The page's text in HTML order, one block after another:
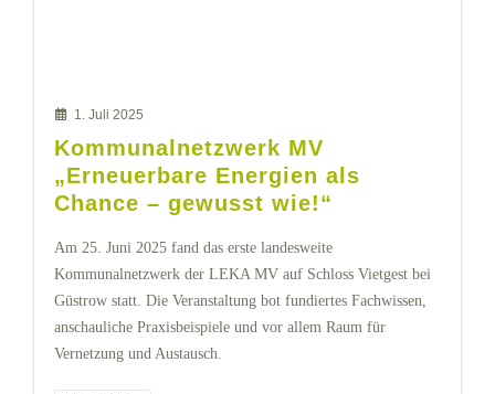
1. Juli 2025
Kommunalnetzwerk MV
„Erneuerbare Energien als
Chance – gewusst wie!“
Am 25. Juni 2025 fand das erste landesweite
Kommunalnetzwerk der LEKA MV auf Schloss Vietgest bei
Güstrow statt. Die Veranstaltung bot fundiertes Fachwissen,
anschauliche Praxisbeispiele und vor allem Raum für
Vernetzung und Austausch.